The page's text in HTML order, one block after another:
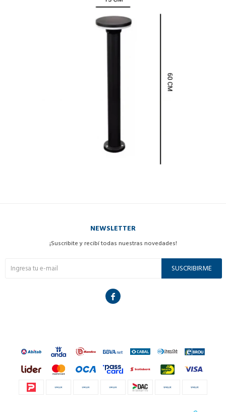
NEWSLETTER
¡Suscribite y recibí todas nuestras novedades!
SUSCRIBIRME
